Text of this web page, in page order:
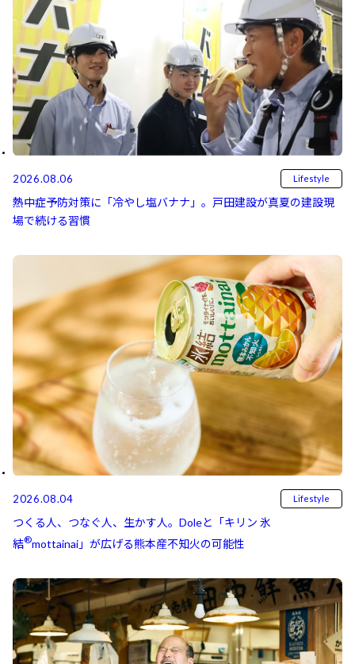
2026.08.06 Lifestyle
熱中症予防対策に「冷やし塩バナナ」。戸田建設が真夏の建設現
場で続ける習慣
2026.08.04 Lifestyle
つくる人、つなぐ人、生かす人。Doleと「キリン 氷
結⁠⁠®mottainai」が広げる熊本産不知火の可能性